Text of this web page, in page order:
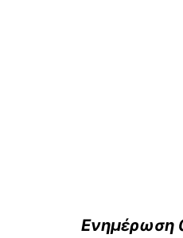
Ενημέρωση